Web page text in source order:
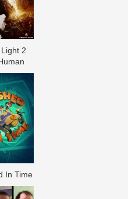
2
In Time